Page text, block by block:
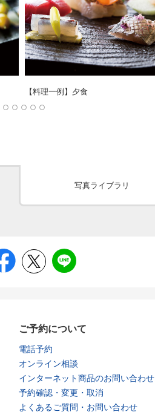
【料理一例】夕食
写真ライブラリ
ご予約について
電話予約
オンライン相談
インターネット商品のお問い合わせ
予約確認・変更・取消
よくあるご質問・お問い合わせ